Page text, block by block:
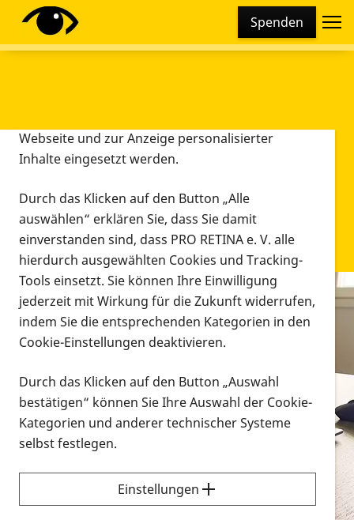
Spenden
Infomaterial
Infomaterial
Vorlesen
Alle Infomaterialien in verschiedenen
Formaten an einem Ort
Sie möchten wissen, wie Sie nach Infonmaterial
suchen und dieses bestellen bzw. herunterladen
können? Schauen Sie sich dieErklärvideos zum
Diese Webseite setzt verschiedene Cookies und
Tracking-Tools ein. Dies beinhaltet Cookies und
Webseite und zur Anzeige personalisierter
Inhalte eingesetzt werden.
Durch das Klicken auf den Button „Alle
auswählen“ erklären Sie, dass Sie damit
einverstanden sind, dass PRO RETINA e. V. alle
hierdurch ausgewählten Cookies und Tracking-
Tools einsetzt. Sie können Ihre Einwilligung
jederzeit mit Wirkung für die Zukunft widerrufen,
indem Sie die entsprechenden Kategorien in den
Cookie-Einstellungen deaktivieren.
Durch das Klicken auf den Button „Auswahl
bestätigen“ können Sie Ihre Auswahl der Cookie-
Kategorien und anderer technischer Systeme
selbst festlegen.
Einstellungen